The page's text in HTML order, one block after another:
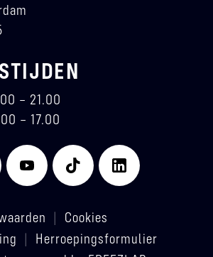
– 21.00
– 17.00
| Cookies
| Herroepingsformulier